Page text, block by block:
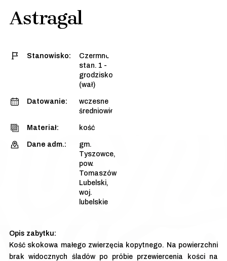
Astragal
Stanowisko:
Czermno,
stan. 1 -
grodzisko
(wał)
Datowanie:
wczesne
średniowiecze
Materiał: kość
Dane adm.:
gm.
Tyszowce,
pow.
Tomaszów
Lubelski,
woj.
lubelskie
Kość skokowa małego zwierzęcia kopytnego. Na powierzchni
brak widocznych śladów po próbie przewiercenia kości na